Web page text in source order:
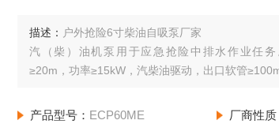
描述： 户外抢险6寸柴油自吸泵厂家
汽（柴）油机泵用于应急抢险中排水作业任务
≥20m，功率≥15kW，汽柴油驱动，出口软管
产品型号： ECP60ME 厂商性质